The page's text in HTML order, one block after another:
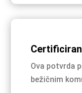
Ova potvrda
bežičnim